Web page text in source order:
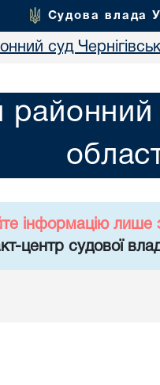
Судова влада
суд
інформацію лише
центр судової